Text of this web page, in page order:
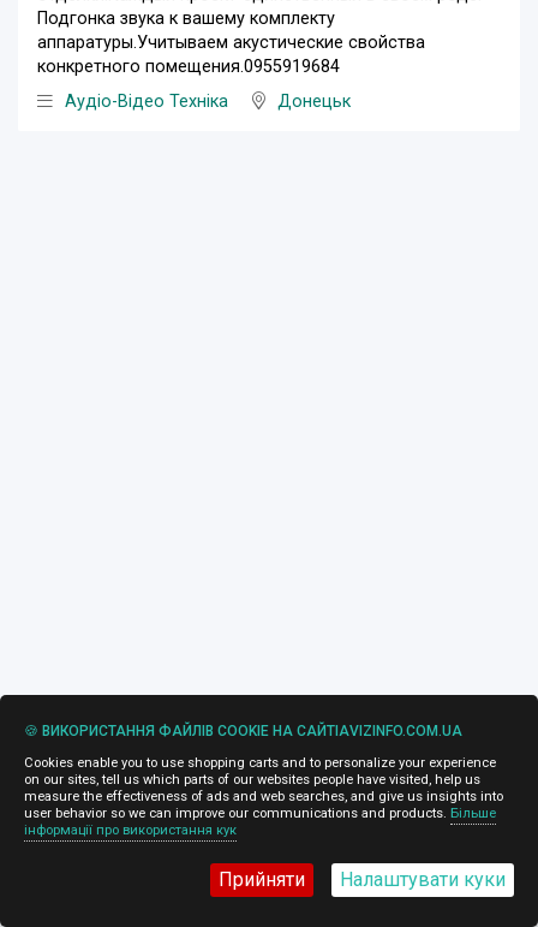
Подгонка звука к вашему комплекту
аппаратуры.Учитываем акустические свойства
конкретного помещения.0955919684
Аудіо-Відео Техніка
Донецьк
🍪 ВИКОРИСТАННЯ ФАЙЛІВ COOKIE НА САЙТІAVIZINFO.COM.UA
Cookies enable you to use shopping carts and to personalize your experience
on our sites, tell us which parts of our websites people have visited, help us
measure the effectiveness of ads and web searches, and give us insights into
user behavior so we can improve our communications and products. Більше
інформації про використання кук
Прийняти Налаштувати куки